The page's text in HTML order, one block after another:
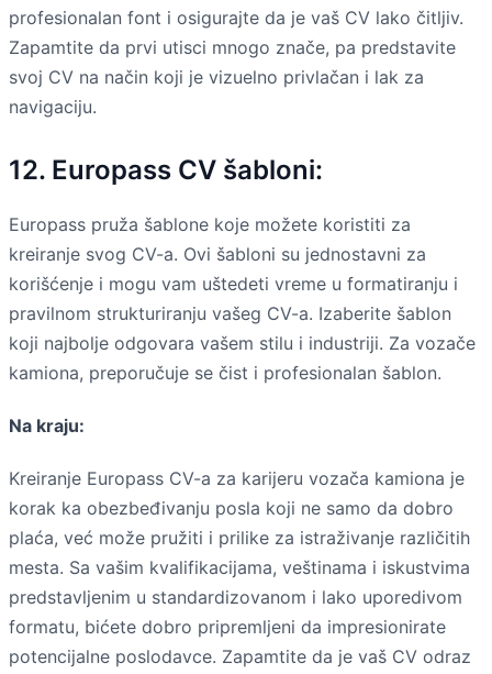
profesionalan font i osigurajte da je vaš CV lako čitljiv.
Zapamtite da prvi utisci mnogo znače, pa predstavite
svoj CV na način koji je vizuelno privlačan i lak za
navigaciju.
12. Europass CV šabloni:
Europass pruža šablone koje možete koristiti za
kreiranje svog CV-a. Ovi šabloni su jednostavni za
korišćenje i mogu vam uštedeti vreme u formatiranju i
pravilnom strukturiranju vašeg CV-a. Izaberite šablon
koji najbolje odgovara vašem stilu i industriji. Za vozače
kamiona, preporučuje se čist i profesionalan šablon.
Na kraju:
Kreiranje Europass CV-a za karijeru vozača kamiona je
korak ka obezbeđivanju posla koji ne samo da dobro
plaća, već može pružiti i prilike za istraživanje različitih
mesta. Sa vašim kvalifikacijama, veštinama i iskustvima
predstavljenim u standardizovanom i lako uporedivom
formatu, bićete dobro pripremljeni da impresionirate
potencijalne poslodavce. Zapamtite da je vaš CV odraz